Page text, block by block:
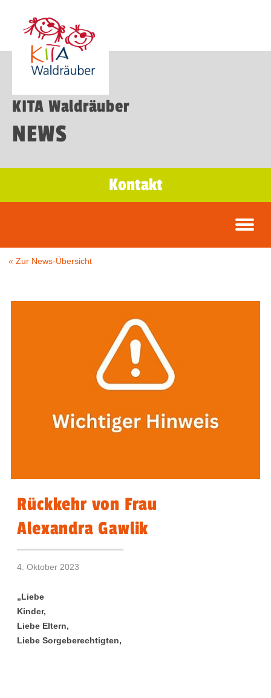
KITA Waldräuber
NEWS
Kontakt
« Zur News-Übersicht
Rückkehr von Frau
Alexandra Gawlik
4. Oktober 2023
„Liebe
Liebe Eltern,
Liebe Sorgeberechtigten,